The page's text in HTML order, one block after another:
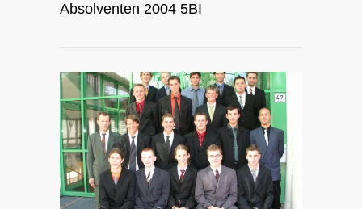
Absolventen 2004 5BI